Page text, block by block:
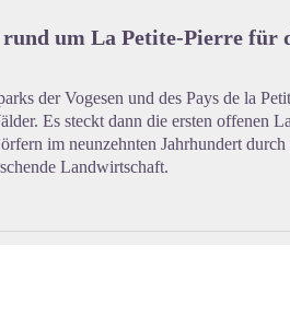
um La Petite-Pierre für
der Vogesen und des Pays de la
Es steckt dann die ersten offenen
im neunzehnten Jahrhundert
Landwirtschaft.